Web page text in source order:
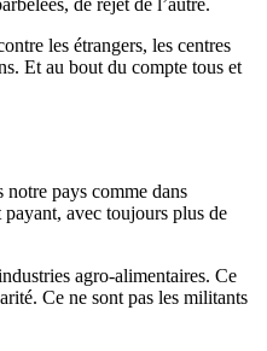
les étrangers, les centres
Et au bout du compte tous et
notre pays comme dans
payant, avec toujours plus de
agro-alimentaires. Ce
Ce ne sont pas les militants